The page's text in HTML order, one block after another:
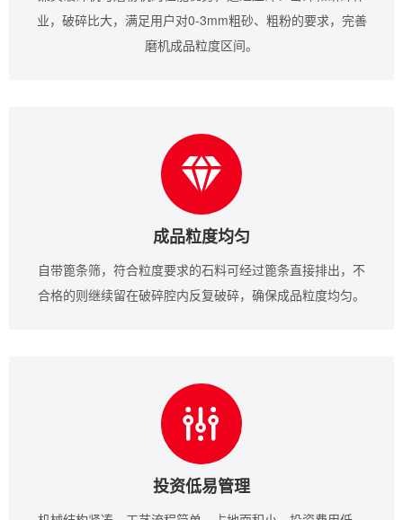
业，破碎比大，满足用户对0-3mm粗砂、粗粉的要求，完善
磨机成品粒度区间。
成品粒度均匀
自带篦条筛，符合粒度要求的石料可经过篦条直接排出，不
合格的则继续留在破碎腔内反复破碎，确保成品粒度均匀。
投资低易管理